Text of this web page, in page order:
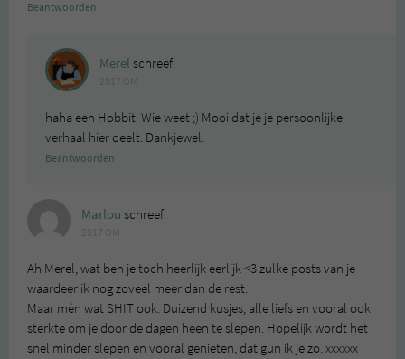
Beantwoorden
Merel schreef:
haha een Hobbit. Wie weet ;) Mooi dat je je persoonlijke
verhaal hier deelt. Dankjewel.
Beantwoorden
Marlou schreef:
Ah Merel, wat ben je toch heerlijk eerlijk <3 zulke posts van je
waardeer ik nog zoveel meer dan de rest.
Maar mèn wat SHIT ook. Duizend kusjes, alle liefs en vooral ook
sterkte om je door de dagen heen te slepen. Hopelijk wordt het
snel minder slepen en vooral genieten, dat gun ik je zo. xxxxxx